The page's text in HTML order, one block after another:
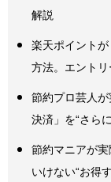
解説
楽天ポイント
方法。エント
節約プロ芸人
決済」を“さら
節約マニアが
いけない“お得